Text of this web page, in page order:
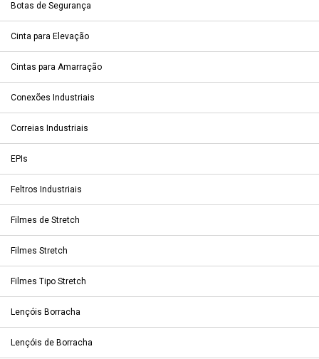
Botas de Segurança
Cinta para Elevação
Cintas para Amarração
Conexões Industriais
Correias Industriais
EPIs
Feltros Industriais
Filmes de Stretch
Filmes Stretch
Filmes Tipo Stretch
Lençóis Borracha
Lençóis de Borracha